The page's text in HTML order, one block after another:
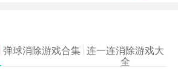
，让驾驶变得更加舒适和更具攻击
弹球消除游戏合集 连一连消除游戏大
全